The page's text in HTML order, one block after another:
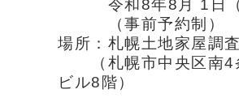
令和8年8月 1日（
（事前予約制）
場所：札幌土地家屋調
（札幌市中央区南4
ビル8階）